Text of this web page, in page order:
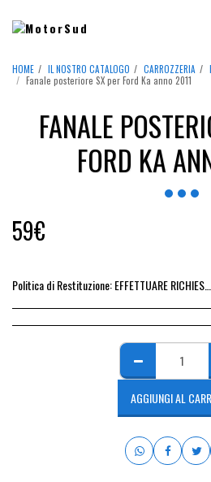
HOME IL NOSTRO CATALOGO CARROZZERIA
Fanale posteriore SX per Ford Ka anno 2011
FANALE
FORD KA
59€
Politica di Restituzione:EFFETTUARE RICHIESTA DI RESO ENTRO 14 GIORNI DALL&#039;ACQUISTO DEL RICAMBIO, IL RIMBORSO VIENE EMESSO ALLA CONSEGNA DEL RICAMBIO IN SEDE.
AGGIUNGI AL